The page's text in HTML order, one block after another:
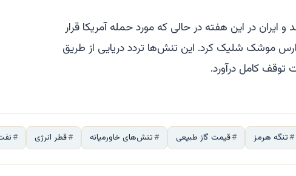
ایران در این هفته در حالی که مورد حمله آمریکا قرار
موشک شلیک کرد. این تنش‌ها تردد دریایی از طریق
توقف کامل درآورد.
تنگه هرمز قیمت گاز طبیعی تنش‌های خاورمیانه قطر انرژی